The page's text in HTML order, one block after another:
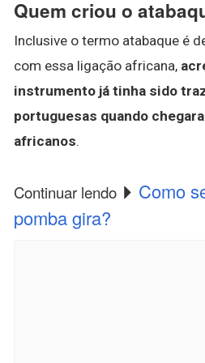
Quem criou o
Inclusive o termo atabaque é
com essa ligação africana,
instrumento já tinha sido
portuguesas quando
africanos.
Continuar lendo
Como
pomba gira?